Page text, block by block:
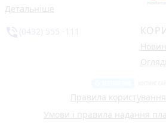
Детальніше
Правила
Умови і правила надання